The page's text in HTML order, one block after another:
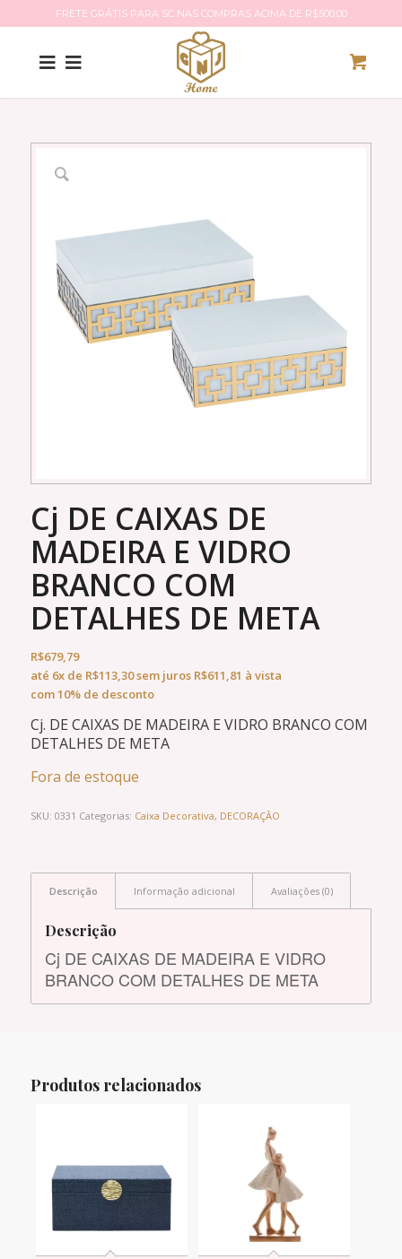
FRETE GRÁTIS PARA SC NAS COMPRAS ACIMA DE R$500,00
Cj DE CAIXAS DE
MADEIRA E VIDRO
BRANCO COM
DETALHES DE META
R$679,79
até 6xde R$113,30sem juros R$611,81 à vista
com 10% de desconto
Cj. DE CAIXAS DE MADEIRA E VIDRO BRANCO COM
DETALHES DE META
Fora de estoque
SKU: 0331 Categorias: Caixa Decorativa, DECORAÇÃO
Descrição Informação adicional Avaliações (0)
Descrição
Cj DE CAIXAS DE MADEIRA E VIDRO
BRANCO COM DETALHES DE META
Produtos relacionados